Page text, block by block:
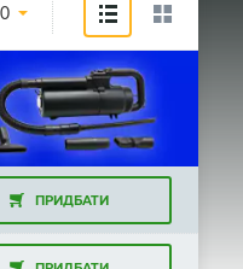
ПРИДБАТИ